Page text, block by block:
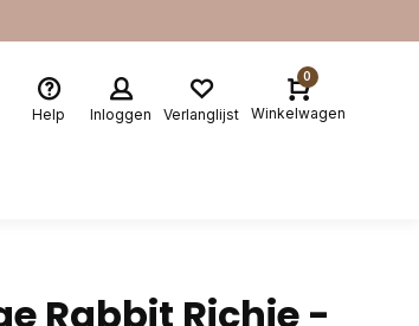
Help Inloggen Verlanglijst
0
Winkelwagen
Rabbit Richie -